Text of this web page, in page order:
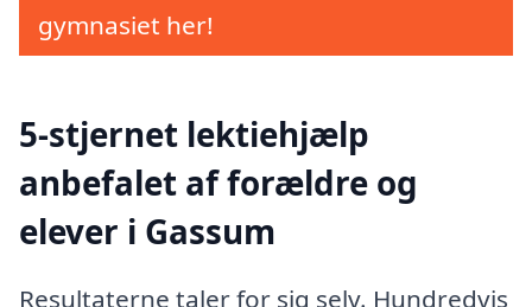
gymnasiet her!
5-stjernet lektiehjælp
anbefalet af forældre og
elever i Gassum
Resultaterne taler for sig selv. Hundredvis